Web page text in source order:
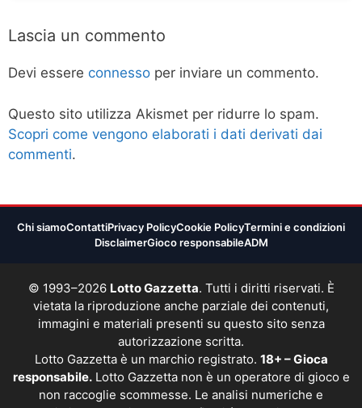
Lascia un commento
Devi essere connesso per inviare un commento.
Questo sito utilizza Akismet per ridurre lo spam.
Scopri come vengono elaborati i dati derivati dai
commenti.
Chi siamoContattiPrivacy PolicyCookie PolicyTermini e condizioni
DisclaimerGioco responsabileADM
© 1993–2026 Lotto Gazzetta. Tutti i diritti riservati. È
vietata la riproduzione anche parziale dei contenuti,
immagini e materiali presenti su questo sito senza
autorizzazione scritta.
Lotto Gazzetta è un marchio registrato. 18+ – Gioca
responsabile.Lotto Gazzetta non è un operatore di gioco e
non raccoglie scommesse. Le analisi numeriche e